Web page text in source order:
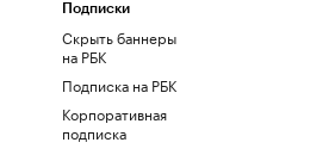
Подписки
Скрыть баннеры
на РБК
Подписка на РБК
Корпоративная
подписка